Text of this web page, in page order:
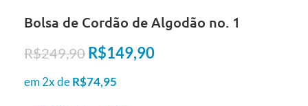
Bolsa de Cordão de Algodão no. 1
R$249,90 R$149,90
em 2x deR$74,95